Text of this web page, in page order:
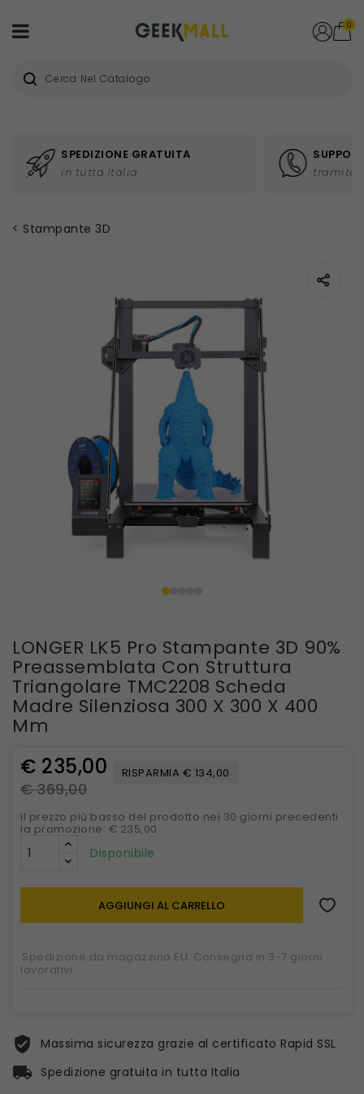
0
SPEDIZIONE GRATUITA
in tutta Italia tramite
Stampante 3D
LONGER LK5 Pro Stampante 3D 90%
Preassemblata Con Struttura
Triangolare TMC2208 Scheda
Madre Silenziosa 300 X 300 X 400
Mm
€ 235,00
€ 369,00
RISPARMIA € 134,00
Il prezzo più basso del prodotto nei 30 giorni precedenti
la promozione: € 235,00
Disponibile
AGGIUNGI AL CARRELLO
Spedizione da magazzino EU. Consegna in 3-7 giorni
lavorativi
Massima sicurezza grazie al certificato Rapid SSL
Spedizione gratuita in tutta Italia